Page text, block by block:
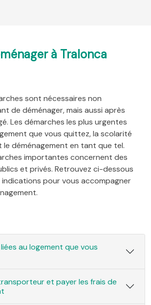
à Tralonca
sont nécessaires non
de déménager, mais aussi après
Les démarches les plus urgentes
que vous quittez, la scolarité
le déménagement en tant que tel.
importantes concernent des
et privés. Retrouvez ci-dessous
indications pour vous accompagner
au logement que vous
et payer les frais de